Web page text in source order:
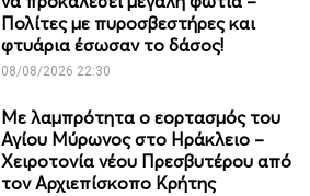
Πολίτες με πυροσβεστήρες και
φτυάρια έσωσαν το δάσος!
08/08/2026 22:30
Με λαμπρότητα ο εορτασμός του
Αγίου Μύρωνος στο Ηράκλειο –
Χειροτονία νέου Πρεσβυτέρου από
τον Αρχιεπίσκοπο Κρήτης